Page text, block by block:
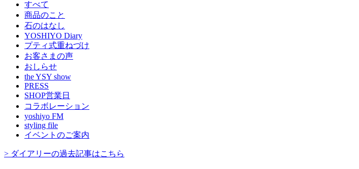
すべて
商品のこと
石のはなし
YOSHIYO Diary
プティ式重ねづけ
お客さまの声
おしらせ
the YSY show
PRESS
SHOP営業日
コラボレーション
yoshiyo FM
styling file
イベントのご案内
> ダイアリーの過去記事はこちら